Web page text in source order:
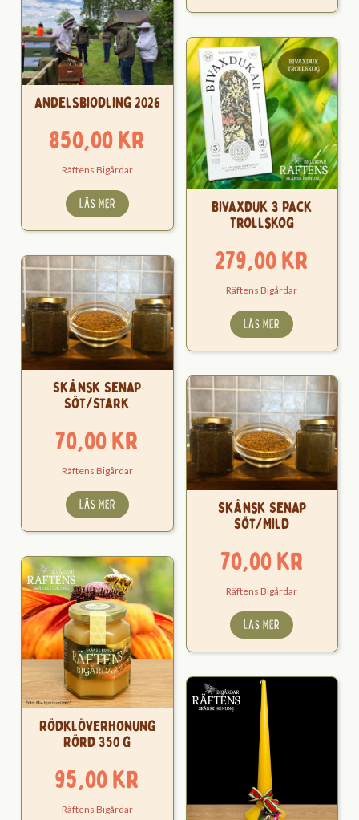
Andelsbiodling 2026
850,00kr
Räftens Bigårdar
LÄS MER
Bivaxduk 3 Pack
Trollskog
279,00kr
Räftens Bigårdar
LÄS MER
Skånsk Senap
Söt/Stark
70,00kr
Räftens Bigårdar
LÄS MER
Skånsk Senap
Söt/Mild
70,00kr
Räftens Bigårdar
LÄS MER
Rödklöverhonung
Rörd 350 g
95,00kr
Räftens Bigårdar